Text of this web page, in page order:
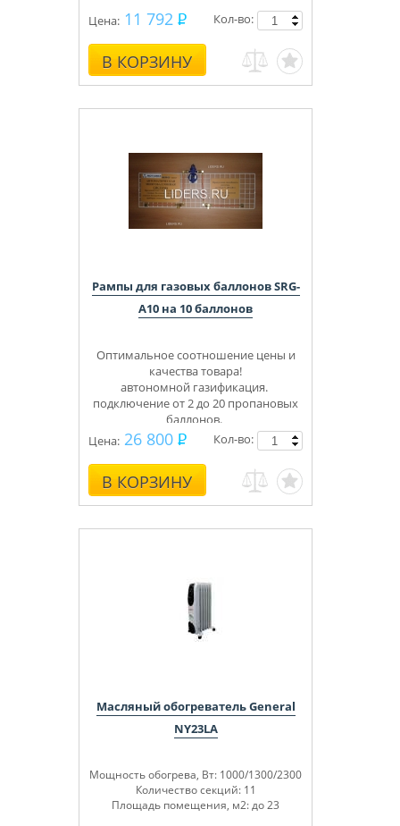
Цена: 11 792
В КОРЗИНУ
Кол-во:
Рампы для газовых баллонов SRG-
A10 на 10 баллонов
Оптимальное соотношение цены и
качества товара!
автономной газификация.
подключение от 2 до 20 пропановых
баллонов.
Укомплектуем под ключ.
Консультации, монтаж.
Цена: 26 800
В КОРЗИНУ
Кол-во:
Масляный обогреватель General
NY23LA
Мощность обогрева, Вт: 1000/1300/2300
Количество секций: 11
Площадь помещения, м2: до 23